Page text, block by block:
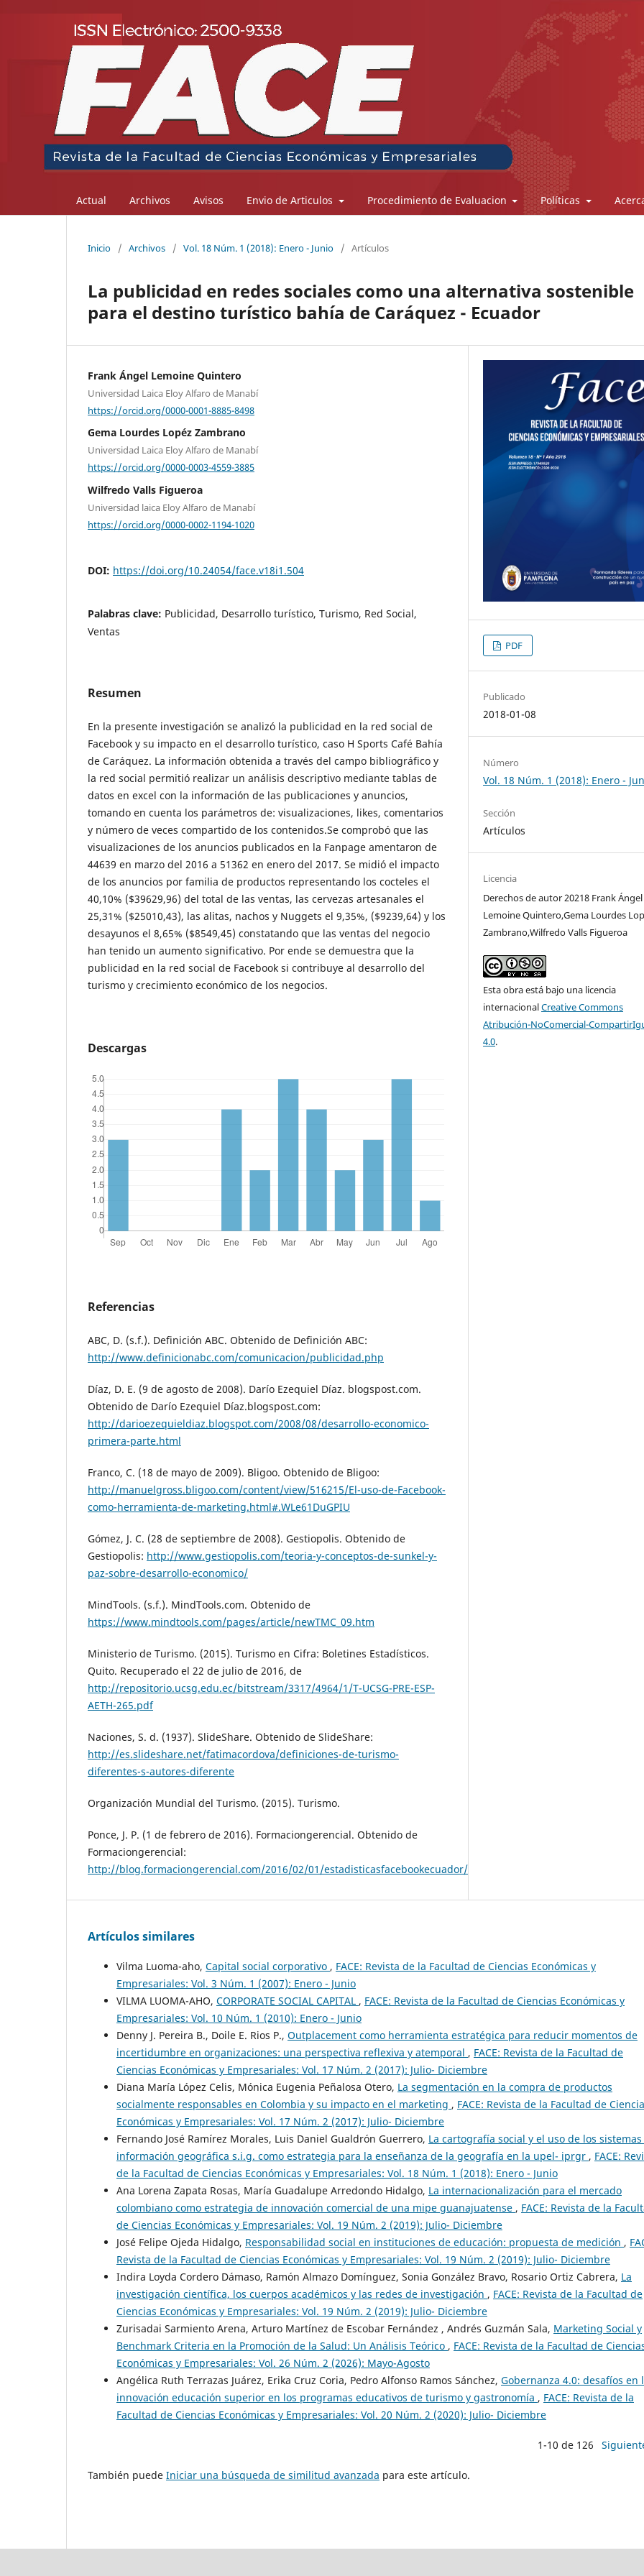
Actual Archivos Avisos Envio de Articulos Procedimiento de Evaluacion Políticas
Inicio / Archivos / Vol. 18 Núm. 1 (2018): Enero - Junio / Artículos
La publicidad en redes sociales como una alternativa sostenible
para el destino turístico bahía de Caráquez - Ecuador
Frank Ángel Lemoine Quintero
Universidad Laica Eloy Alfaro de Manabí
https://orcid.org/0000-0001-8885-8498
Gema Lourdes Lopéz Zambrano
Universidad Laica Eloy Alfaro de Manabí
https://orcid.org/0000-0003-4559-3885
Wilfredo Valls Figueroa
Universidad laica Eloy Alfaro de Manabí
https://orcid.org/0000-0002-1194-1020
DOI: https://doi.org/10.24054/face.v18i1.504
Palabras clave: Publicidad, Desarrollo turístico, Turismo, Red Social,
Ventas
Resumen
En la presente investigación se analizó la publicidad en la red social de
Facebook y su impacto en el desarrollo turístico, caso H Sports Café Bahía
de Caráquez. La información obtenida a través del campo bibliográfico y
la red social permitió realizar un análisis descriptivo mediante tablas de
datos en excel con la información de las publicaciones y anuncios,
tomando en cuenta los parámetros de: visualizaciones, likes, comentarios
y número de veces compartido de los contenidos.Se comprobó que las
visualizaciones de los anuncios publicados en la Fanpage amentaron de
44639 en marzo del 2016 a 51362 en enero del 2017. Se midió el impacto
de los anuncios por familia de productos representando los cocteles el
40,10% ($39629,96) del total de las ventas, las cervezas artesanales el
25,31% ($25010,43), las alitas, nachos y Nuggets el 9,35%, ($9239,64) y los
desayunos el 8,65% ($8549,45) constatando que las ventas del negocio
han tenido un aumento significativo. Por ende se demuestra que la
publicidad en la red social de Facebook si contribuye al desarrollo del
turismo y crecimiento económico de los negocios.
Descargas
Referencias
ABC, D. (s.f.). Definición ABC. Obtenido de Definición ABC:
http://www.definicionabc.com/comunicacion/publicidad.php
Díaz, D. E. (9 de agosto de 2008). Darío Ezequiel Díaz. blogspost.com.
Obtenido de Darío Ezequiel Díaz.blogspost.com:
http://darioezequieldiaz.blogspot.com/2008/08/desarrollo-economico-
primera-parte.html
Franco, C. (18 de mayo de 2009). Bligoo. Obtenido de Bligoo:
http://manuelgross.bligoo.com/content/view/516215/El-uso-de-Facebook-
como-herramienta-de-marketing.html#.WLe61DuGPIU
Gómez, J. C. (28 de septiembre de 2008). Gestiopolis. Obtenido de
Gestiopolis: http://www.gestiopolis.com/teoria-y-conceptos-de-sunkel-y-
paz-sobre-desarrollo-economico/
MindTools. (s.f.). MindTools.com. Obtenido de
https://www.mindtools.com/pages/article/newTMC_09.htm
Ministerio de Turismo. (2015). Turismo en Cifra: Boletines Estadísticos.
Quito. Recuperado el 22 de julio de 2016, de
http://repositorio.ucsg.edu.ec/bitstream/3317/4964/1/T-UCSG-PRE-ESP-
AETH-265.pdf
Naciones, S. d. (1937). SlideShare. Obtenido de SlideShare:
http://es.slideshare.net/fatimacordova/definiciones-de-turismo-
diferentes-s-autores-diferente
Organización Mundial del Turismo. (2015). Turismo.
Ponce, J. P. (1 de febrero de 2016). Formaciongerencial. Obtenido de
Formaciongerencial:
http://blog.formaciongerencial.com/2016/02/01/estadisticasfacebookecuador/
PDF
Publicado
2018-01-08
Número
Vol. 18 Núm. 1 (2018): Enero -
Sección
Artículos
Licencia
Derechos de autor 20218 Frank Ángel
Lemoine Quintero,Gema Lourdes
Zambrano,Wilfredo Valls Figueroa
Esta obra está bajo una licencia
internacionalCreative Commons
Atribución-NoComercial-
4.0.
Artículos similares
Vilma Luoma-aho, Capital social corporativo , FACE: Revista de la Facultad de Ciencias Económicas y
Empresariales: Vol. 3 Núm. 1 (2007): Enero - Junio
VILMA LUOMA-AHO, CORPORATE SOCIAL CAPITAL , FACE: Revista de la Facultad de Ciencias Económicas y
Empresariales: Vol. 10 Núm. 1 (2010): Enero - Junio
Denny J. Pereira B., Doile E. Rios P., Outplacement como herramienta estratégica para reducir momentos de
incertidumbre en organizaciones: una perspectiva reflexiva y atemporal , FACE: Revista de la Facultad de
Ciencias Económicas y Empresariales: Vol. 17 Núm. 2 (2017): Julio- Diciembre
Diana María López Celis, Mónica Eugenia Peñalosa Otero, La segmentación en la compra de productos
socialmente responsables en Colombia y su impacto en el marketing , FACE: Revista de la Facultad de
Económicas y Empresariales: Vol. 17 Núm. 2 (2017): Julio- Diciembre
Fernando José Ramírez Morales, Luis Daniel Gualdrón Guerrero, La cartografía social y el uso de los
información geográfica s.i.g. como estrategia para la enseñanza de la geografía en la upel- iprgr , FACE:
de la Facultad de Ciencias Económicas y Empresariales: Vol. 18 Núm. 1 (2018): Enero - Junio
Ana Lorena Zapata Rosas, María Guadalupe Arredondo Hidalgo, La internacionalización para el mercado
colombiano como estrategia de innovación comercial de una mipe guanajuatense , FACE: Revista de la
de Ciencias Económicas y Empresariales: Vol. 19 Núm. 2 (2019): Julio- Diciembre
José Felipe Ojeda Hidalgo, Responsabilidad social en instituciones de educación: propuesta de medición ,
Revista de la Facultad de Ciencias Económicas y Empresariales: Vol. 19 Núm. 2 (2019): Julio- Diciembre
Indira Loyda Cordero Dámaso, Ramón Almazo Domínguez, Sonia González Bravo, Rosario Ortiz Cabrera, La
investigación científica, los cuerpos académicos y las redes de investigación , FACE: Revista de la Facultad de
Ciencias Económicas y Empresariales: Vol. 19 Núm. 2 (2019): Julio- Diciembre
Zurisadai Sarmiento Arena, Arturo Martínez de Escobar Fernández , Andrés Guzmán Sala, Marketing Social y
Benchmark Criteria en la Promoción de la Salud: Un Análisis Teórico , FACE: Revista de la Facultad de
Económicas y Empresariales: Vol. 26 Núm. 2 (2026): Mayo-Agosto
Angélica Ruth Terrazas Juárez, Erika Cruz Coria, Pedro Alfonso Ramos Sánchez, Gobernanza 4.0: desafíos en
innovación educación superior en los programas educativos de turismo y gastronomía , FACE: Revista de la
Facultad de Ciencias Económicas y Empresariales: Vol. 20 Núm. 2 (2020): Julio- Diciembre
1-10 de 126
También puede Iniciar una búsqueda de similitud avanzada para este artículo.